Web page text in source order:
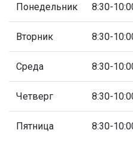
Понедельник 8:30-
Вторник 8:30-
Среда 8:30-
Четверг 8:30-
Пятница 8:30-